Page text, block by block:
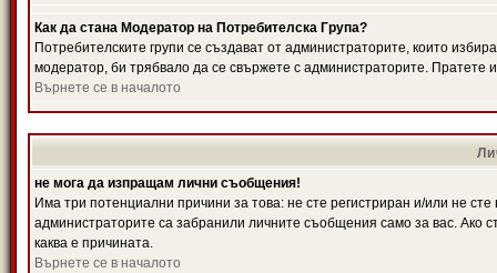
Как да стана Модератор на Потребителска Група?
Потребителските групи се създават от администраторите, които
модератор, би трябвало да се свържете с администраторите.
Върнете се в началото
не мога да изпращам лични съобщения!
Има три потенциални причини за това: не сте регистриран и/или не
администраторите са забранили личните съобщения само за вас. Ако
каква е причината.
Върнете се в началото